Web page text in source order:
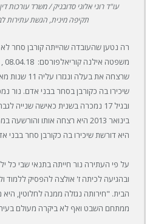
עו"ד רוני אלוני סדובניק / משרד עורכות
תקיפה מינית, הגשת עתירות
רה נטען שהעובדה שהייתה קורבן סחר
שרצחה את
בינואר 2013 היא רצחה אותו
היא דורשת שיכירו בה כקורבן סחר בבני
על פי העתירה נור חייתה בתנאי שבי כל
ובהגיעה לכיתה ז' אולצה להפסיק ללמוד
הבית. "חירותה נגזלה ממנה לחלוטין,
ממתחם השבט ואף לא ביקרה מעולם